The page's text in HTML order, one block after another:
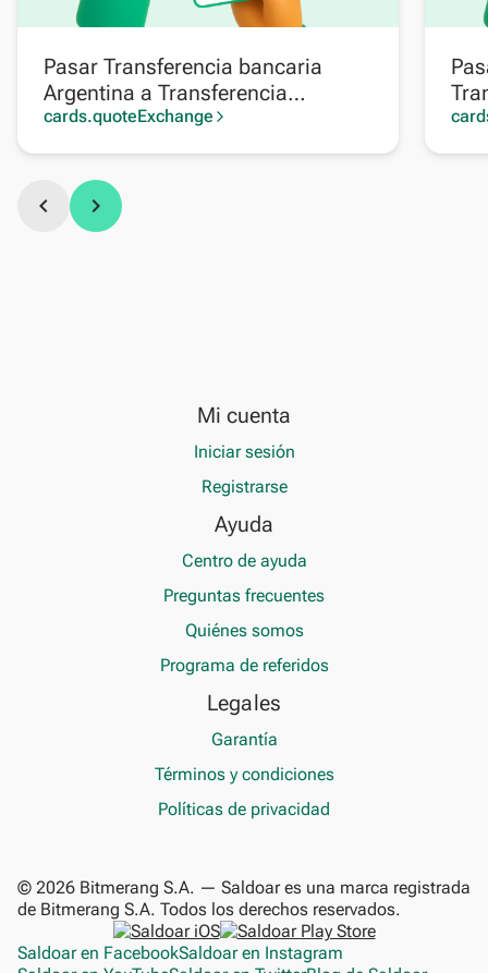
Pasar Transferencia bancaria
Argentina a Transferencia
bancaria Venezuela
cards.quoteExchange arrow_forward_ios
chevron_left chevron_right
Mi cuenta
Iniciar sesión
Registrarse
Ayuda
Centro de ayuda
Preguntas frecuentes
Quiénes somos
Programa de referidos
Legales
Garantía
Términos y condiciones
Políticas de privacidad
Saldoar en FacebookSaldoar en Instagram
© 2026 Bitmerang S.A. — Saldoar es una marca registrada
de Bitmerang S.A. Todos los derechos reservados.